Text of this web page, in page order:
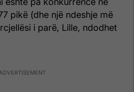
pikë (dhe një ndeshje më
i parë, Lille, ndodhet